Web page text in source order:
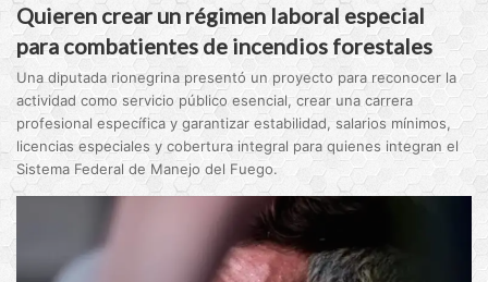
Quieren crear un régimen laboral especial
para combatientes de incendios forestales
Una diputada rionegrina presentó un proyecto para reconocer la
actividad como servicio público esencial, crear una carrera
profesional específica y garantizar estabilidad, salarios mínimos,
licencias especiales y cobertura integral para quienes integran el
Sistema Federal de Manejo del Fuego.